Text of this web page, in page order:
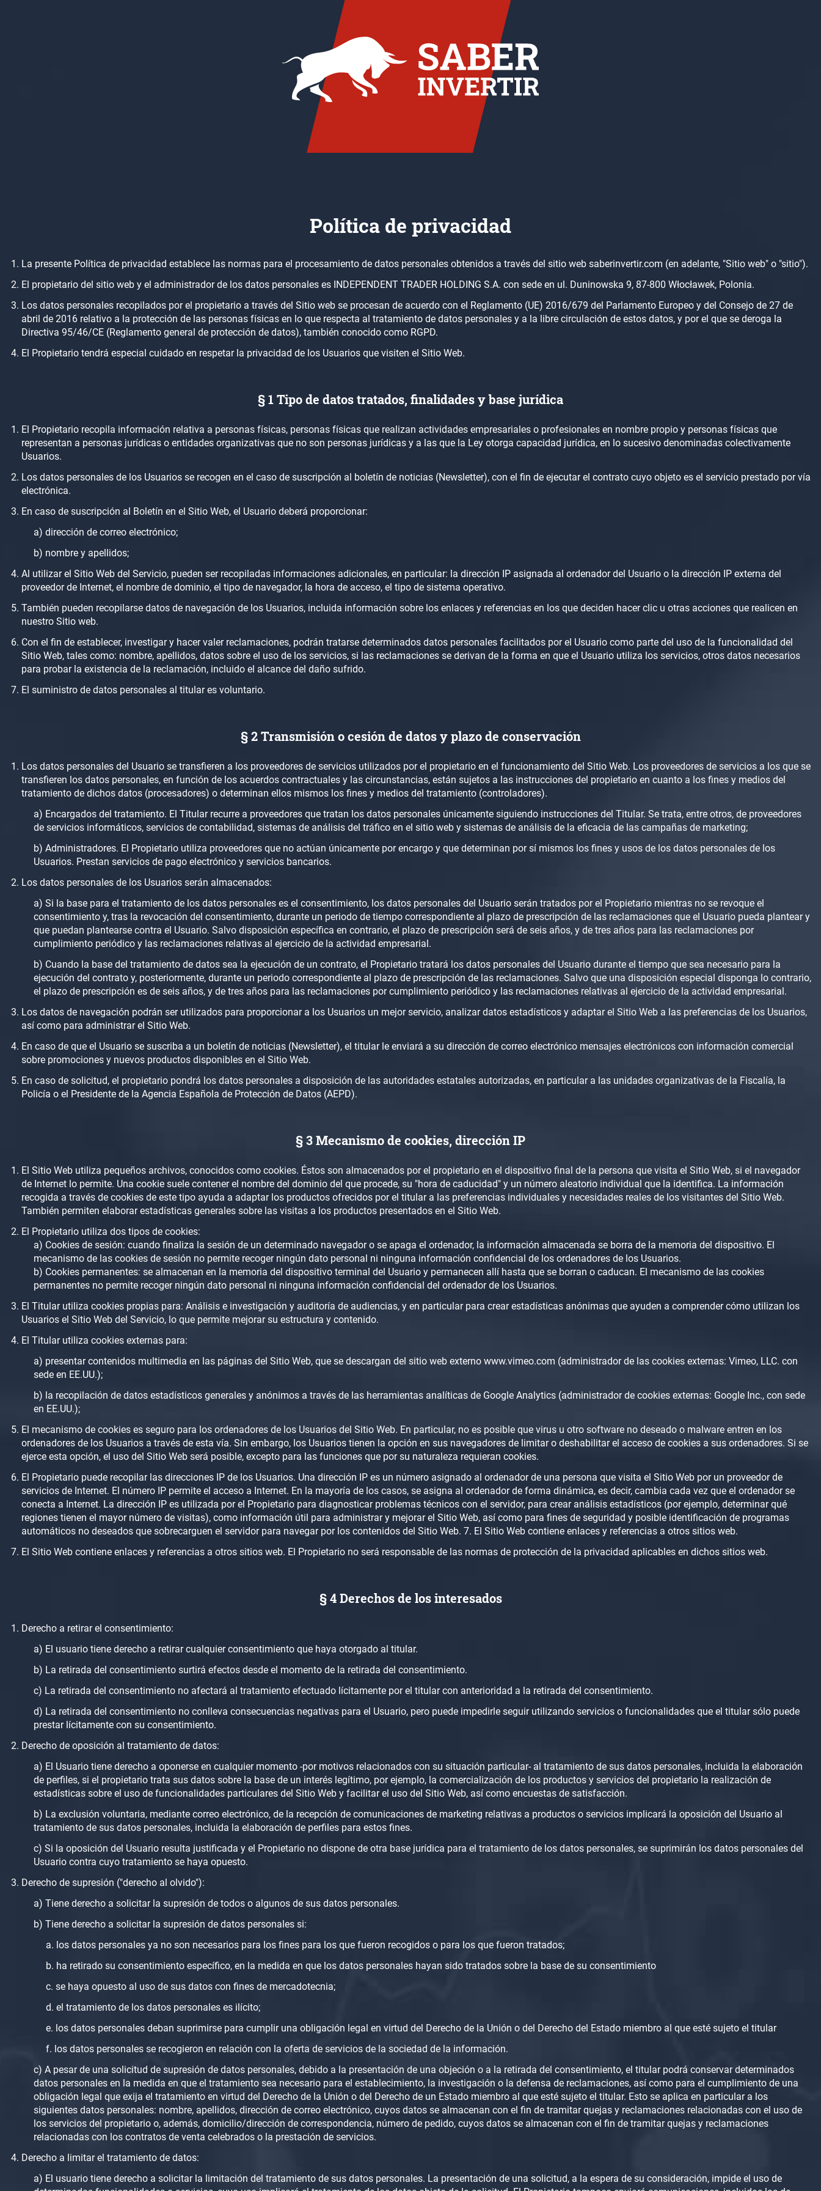
Política de privacidad
La presente Política de privacidad establece las normas para el procesamiento de datos personales obtenidos a través del sitio web saberinvertir.com (en adelante, "Sitio web" o "sitio").
El propietario del sitio web y el administrador de los datos personales es INDEPENDENT TRADER HOLDING S.A. con sede en ul. Duninowska 9, 87-800 Włocławek, Polonia.
Los datos personales recopilados por el propietario a través del Sitio web se procesan de acuerdo con el Reglamento (UE) 2016/679 del Parlamento Europeo y del Consejo de 27 de
abril de 2016 relativo a la protección de las personas físicas en lo que respecta al tratamiento de datos personales y a la libre circulación de estos datos, y por el que se deroga la
Directiva 95/46/CE (Reglamento general de protección de datos), también conocido como RGPD.
El Propietario tendrá especial cuidado en respetar la privacidad de los Usuarios que visiten el Sitio Web.
§ 1 Tipo de datos tratados, finalidades y base jurídica
El Propietario recopila información relativa a personas físicas, personas físicas que realizan actividades empresariales o profesionales en nombre propio y personas físicas que
representan a personas jurídicas o entidades organizativas que no son personas jurídicas y a las que la Ley otorga capacidad jurídica, en lo sucesivo denominadas colectivamente
Usuarios.
Los datos personales de los Usuarios se recogen en el caso de suscripción al boletín de noticias (Newsletter), con el fin de ejecutar el contrato cuyo objeto es el servicio prestado por vía
electrónica.
En caso de suscripción al Boletín en el Sitio Web, el Usuario deberá proporcionar:
a) dirección de correo electrónico;
b) nombre y apellidos;
Al utilizar el Sitio Web del Servicio, pueden ser recopiladas informaciones adicionales, en particular: la dirección IP asignada al ordenador del Usuario o la dirección IP externa del
proveedor de Internet, el nombre de dominio, el tipo de navegador, la hora de acceso, el tipo de sistema operativo.
También pueden recopilarse datos de navegación de los Usuarios, incluida información sobre los enlaces y referencias en los que deciden hacer clic u otras acciones que realicen en
nuestro Sitio web.
Con el fin de establecer, investigar y hacer valer reclamaciones, podrán tratarse determinados datos personales facilitados por el Usuario como parte del uso de la funcionalidad del
Sitio Web, tales como: nombre, apellidos, datos sobre el uso de los servicios, si las reclamaciones se derivan de la forma en que el Usuario utiliza los servicios, otros datos necesarios
para probar la existencia de la reclamación, incluido el alcance del daño sufrido.
El suministro de datos personales al titular es voluntario.
§ 2 Transmisión o cesión de datos y plazo de conservación
Los datos personales del Usuario se transfieren a los proveedores de servicios utilizados por el propietario en el funcionamiento del Sitio Web. Los proveedores de servicios a los que se
transfieren los datos personales, en función de los acuerdos contractuales y las circunstancias, están sujetos a las instrucciones del propietario en cuanto a los fines y medios del
tratamiento de dichos datos (procesadores) o determinan ellos mismos los fines y medios del tratamiento (controladores).
a) Encargados del tratamiento. El Titular recurre a proveedores que tratan los datos personales únicamente siguiendo instrucciones del Titular. Se trata, entre otros, de proveedores
de servicios informáticos, servicios de contabilidad, sistemas de análisis del tráfico en el sitio web y sistemas de análisis de la eficacia de las campañas de marketing;
b) Administradores. El Propietario utiliza proveedores que no actúan únicamente por encargo y que determinan por sí mismos los fines y usos de los datos personales de los
Usuarios. Prestan servicios de pago electrónico y servicios bancarios.
Los datos personales de los Usuarios serán almacenados:
a) Si la base para el tratamiento de los datos personales es el consentimiento, los datos personales del Usuario serán tratados por el Propietario mientras no se revoque el
consentimiento y, tras la revocación del consentimiento, durante un periodo de tiempo correspondiente al plazo de prescripción de las reclamaciones que el Usuario pueda plantear y
que puedan plantearse contra el Usuario. Salvo disposición específica en contrario, el plazo de prescripción será de seis años, y de tres años para las reclamaciones por
cumplimiento periódico y las reclamaciones relativas al ejercicio de la actividad empresarial.
b) Cuando la base del tratamiento de datos sea la ejecución de un contrato, el Propietario tratará los datos personales del Usuario durante el tiempo que sea necesario para la
ejecución del contrato y, posteriormente, durante un periodo correspondiente al plazo de prescripción de las reclamaciones. Salvo que una disposición especial disponga lo contrario,
el plazo de prescripción es de seis años, y de tres años para las reclamaciones por cumplimiento periódico y las reclamaciones relativas al ejercicio de la actividad empresarial.
Los datos de navegación podrán ser utilizados para proporcionar a los Usuarios un mejor servicio, analizar datos estadísticos y adaptar el Sitio Web a las preferencias de los Usuarios,
así como para administrar el Sitio Web.
En caso de que el Usuario se suscriba a un boletín de noticias (Newsletter), el titular le enviará a su dirección de correo electrónico mensajes electrónicos con información comercial
sobre promociones y nuevos productos disponibles en el Sitio Web.
En caso de solicitud, el propietario pondrá los datos personales a disposición de las autoridades estatales autorizadas, en particular a las unidades organizativas de la Fiscalía, la
Policía o el Presidente de la Agencia Española de Protección de Datos (AEPD).
§ 3 Mecanismo de cookies, dirección IP
El Sitio Web utiliza pequeños archivos, conocidos como cookies. Éstos son almacenados por el propietario en el dispositivo final de la persona que visita el Sitio Web, si el navegador
de Internet lo permite. Una cookie suele contener el nombre del dominio del que procede, su "hora de caducidad" y un número aleatorio individual que la identifica. La información
recogida a través de cookies de este tipo ayuda a adaptar los productos ofrecidos por el titular a las preferencias individuales y necesidades reales de los visitantes del Sitio Web.
También permiten elaborar estadísticas generales sobre las visitas a los productos presentados en el Sitio Web.
El Propietario utiliza dos tipos de cookies:
a) Cookies de sesión: cuando finaliza la sesión de un determinado navegador o se apaga el ordenador, la información almacenada se borra de la memoria del dispositivo. El
mecanismo de las cookies de sesión no permite recoger ningún dato personal ni ninguna información confidencial de los ordenadores de los Usuarios.
b) Cookies permanentes: se almacenan en la memoria del dispositivo terminal del Usuario y permanecen allí hasta que se borran o caducan. El mecanismo de las cookies
permanentes no permite recoger ningún dato personal ni ninguna información confidencial del ordenador de los Usuarios.
El Titular utiliza cookies propias para: Análisis e investigación y auditoría de audiencias, y en particular para crear estadísticas anónimas que ayuden a comprender cómo utilizan los
Usuarios el Sitio Web del Servicio, lo que permite mejorar su estructura y contenido.
El Titular utiliza cookies externas para:
a) presentar contenidos multimedia en las páginas del Sitio Web, que se descargan del sitio web externo www.vimeo.com (administrador de las cookies externas: Vimeo, LLC. con
sede en EE.UU.);
b) la recopilación de datos estadísticos generales y anónimos a través de las herramientas analíticas de Google Analytics (administrador de cookies externas: Google Inc., con sede
en EE.UU.);
El mecanismo de cookies es seguro para los ordenadores de los Usuarios del Sitio Web. En particular, no es posible que virus u otro software no deseado o malware entren en los
ordenadores de los Usuarios a través de esta vía. Sin embargo, los Usuarios tienen la opción en sus navegadores de limitar o deshabilitar el acceso de cookies a sus ordenadores. Si se
ejerce esta opción, el uso del Sitio Web será posible, excepto para las funciones que por su naturaleza requieran cookies.
El Propietario puede recopilar las direcciones IP de los Usuarios. Una dirección IP es un número asignado al ordenador de una persona que visita el Sitio Web por un proveedor de
servicios de Internet. El número IP permite el acceso a Internet. En la mayoría de los casos, se asigna al ordenador de forma dinámica, es decir, cambia cada vez que el ordenador se
conecta a Internet. La dirección IP es utilizada por el Propietario para diagnosticar problemas técnicos con el servidor, para crear análisis estadísticos (por ejemplo, determinar qué
regiones tienen el mayor número de visitas), como información útil para administrar y mejorar el Sitio Web, así como para fines de seguridad y posible identificación de programas
automáticos no deseados que sobrecarguen el servidor para navegar por los contenidos del Sitio Web. 7. El Sitio Web contiene enlaces y referencias a otros sitios web.
El Sitio Web contiene enlaces y referencias a otros sitios web. El Propietario no será responsable de las normas de protección de la privacidad aplicables en dichos sitios web.
§ 4 Derechos de los interesados
Derecho a retirar el consentimiento:
a) El usuario tiene derecho a retirar cualquier consentimiento que haya otorgado al titular.
b) La retirada del consentimiento surtirá efectos desde el momento de la retirada del consentimiento.
c) La retirada del consentimiento no afectará al tratamiento efectuado lícitamente por el titular con anterioridad a la retirada del consentimiento.
d) La retirada del consentimiento no conlleva consecuencias negativas para el Usuario, pero puede impedirle seguir utilizando servicios o funcionalidades que el titular sólo puede
prestar lícitamente con su consentimiento.
Derecho de oposición al tratamiento de datos:
a) El Usuario tiene derecho a oponerse en cualquier momento -por motivos relacionados con su situación particular- al tratamiento de sus datos personales, incluida la elaboración
de perfiles, si el propietario trata sus datos sobre la base de un interés legítimo, por ejemplo, la comercialización de los productos y servicios del propietario la realización de
estadísticas sobre el uso de funcionalidades particulares del Sitio Web y facilitar el uso del Sitio Web, así como encuestas de satisfacción.
b) La exclusión voluntaria, mediante correo electrónico, de la recepción de comunicaciones de marketing relativas a productos o servicios implicará la oposición del Usuario al
tratamiento de sus datos personales, incluida la elaboración de perfiles para estos fines.
c) Si la oposición del Usuario resulta justificada y el Propietario no dispone de otra base jurídica para el tratamiento de los datos personales, se suprimirán los datos personales del
Usuario contra cuyo tratamiento se haya opuesto.
Derecho de supresión ("derecho al olvido"):
a) Tiene derecho a solicitar la supresión de todos o algunos de sus datos personales.
b) Tiene derecho a solicitar la supresión de datos personales si:
a. los datos personales ya no son necesarios para los fines para los que fueron recogidos o para los que fueron tratados;
b. ha retirado su consentimiento específico, en la medida en que los datos personales hayan sido tratados sobre la base de su consentimiento
c. se haya opuesto al uso de sus datos con fines de mercadotecnia;
d. el tratamiento de los datos personales es ilícito;
e. los datos personales deban suprimirse para cumplir una obligación legal en virtud del Derecho de la Unión o del Derecho del Estado miembro al que esté sujeto el titular
f. los datos personales se recogieron en relación con la oferta de servicios de la sociedad de la información.
c) A pesar de una solicitud de supresión de datos personales, debido a la presentación de una objeción o a la retirada del consentimiento, el titular podrá conservar determinados
datos personales en la medida en que el tratamiento sea necesario para el establecimiento, la investigación o la defensa de reclamaciones, así como para el cumplimiento de una
obligación legal que exija el tratamiento en virtud del Derecho de la Unión o del Derecho de un Estado miembro al que esté sujeto el titular. Esto se aplica en particular a los
siguientes datos personales: nombre, apellidos, dirección de correo electrónico, cuyos datos se almacenan con el fin de tramitar quejas y reclamaciones relacionadas con el uso de
los servicios del propietario o, además, domicilio/dirección de correspondencia, número de pedido, cuyos datos se almacenan con el fin de tramitar quejas y reclamaciones
relacionadas con los contratos de venta celebrados o la prestación de servicios.
Derecho a limitar el tratamiento de datos:
a) El usuario tiene derecho a solicitar la limitación del tratamiento de sus datos personales. La presentación de una solicitud, a la espera de su consideración, impide el uso de